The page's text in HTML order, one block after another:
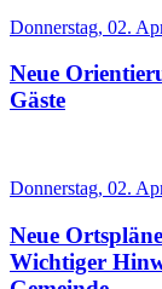
Donnerstag, 02.
Neue
Gäste
Donnerstag, 02.
Neue
Wichtiger